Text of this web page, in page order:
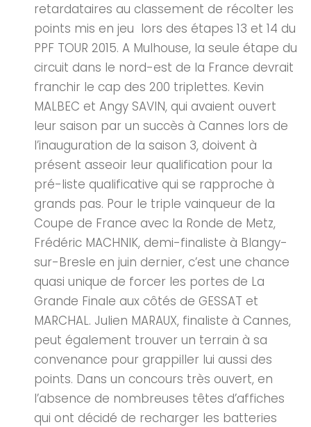
retardataires au classement de récolter les
points mis en jeu lors des étapes 13 et 14 du
PPF TOUR 2015. A Mulhouse, la seule étape du
circuit dans le nord-est de la France devrait
franchir le cap des 200 triplettes. Kevin
MALBEC et Angy SAVIN, qui avaient ouvert
leur saison par un succès à Cannes lors de
l’inauguration de la saison 3, doivent à
présent asseoir leur qualification pour la
pré-liste qualificative qui se rapproche à
grands pas. Pour le triple vainqueur de la
Coupe de France avec la Ronde de Metz,
Frédéric MACHNIK, demi-finaliste à Blangy-
sur-Bresle en juin dernier, c’est une chance
quasi unique de forcer les portes de La
Grande Finale aux côtés de GESSAT et
MARCHAL. Julien MARAUX, finaliste à Cannes,
peut également trouver un terrain à sa
convenance pour grappiller lui aussi des
points. Dans un concours très ouvert, en
l’absence de nombreuses têtes d’affiches
qui ont décidé de recharger les batteries